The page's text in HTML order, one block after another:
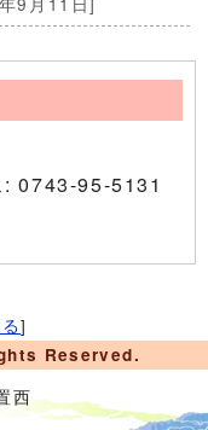
0743-95-5131
]
Reserved.
西